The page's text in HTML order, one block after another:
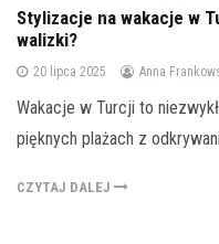
Stylizacje na wakacje w
walizki?
20 lipca 2025 Anna
Wakacje w Turcji to
pięknych plażach z
CZYTAJ DALEJ